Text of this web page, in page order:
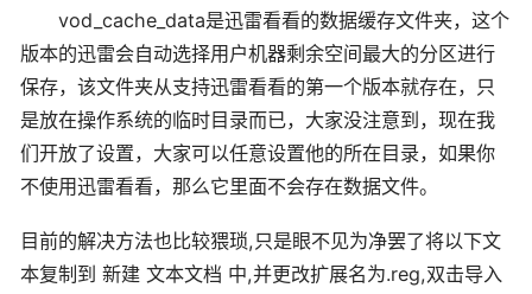
vod_cache_data是迅雷看看的数据缓存文件夹，这个
版本的迅雷会自动选择用户机器剩余空间最大的分区进行
保存，该文件夹从支持迅雷看看的第一个版本就存在，只
是放在操作系统的临时目录而已，大家没注意到，现在我
们开放了设置，大家可以任意设置他的所在目录，如果你
不使用迅雷看看，那么它里面不会存在数据文件。
目前的解决方法也比较猥琐,只是眼不见为净罢了将以下文
本复制到 新建 文本文档 中,并更改扩展名为.reg,双击导入